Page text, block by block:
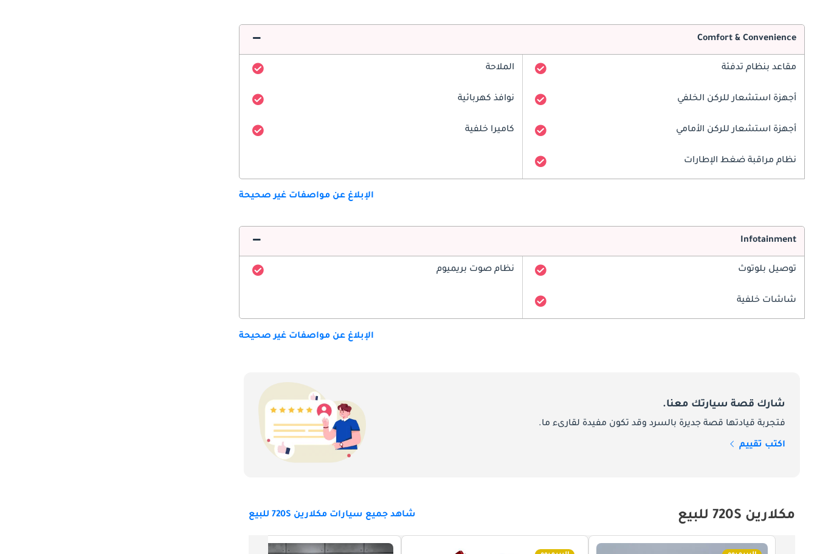
Comfort & Convenience
مقاعد بنظام تدفئة الملاحة
أجهزة استشعار للركن الخلفي نوافذ كهربائية
أجهزة استشعار للركن الأمامي كاميرا خلفية
نظام مراقبة ضغط الإطارات
الإبلاغ عن مواصفات غير صحيحة
Infotainment
توصيل بلوتوث نظام صوت بريميوم
شاشات خلفية
الإبلاغ عن مواصفات غير صحيحة
شارك قصة سيارتك معنا.
فتجربة قيادتها قصة جديرة بالسرد وقد تكون مفيدة لقارىء ما.
اكتب تقييم
مكلارين 720S للبيع شاهد جميع سيارات مكلارين 720S للبيع